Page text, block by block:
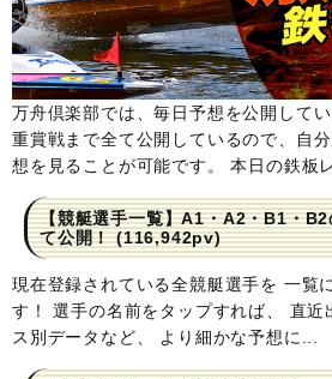
万舟倶楽部では、毎日予想を公開して
重賞戦まで全て公開しているので、自
想を見ることが可能です。 本日の鉄板
【競艇選手一覧】A1・A2・B1・
て公開！(116,942pv)
現在登録されている全競艇選手を 一覧
す！ 選手の名前をタップすれば、 直近
ス別データなど、 より細かな予想に...